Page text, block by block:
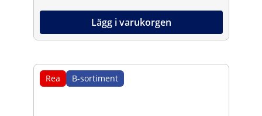
Lägg i varukorgen
Rea B-sortiment